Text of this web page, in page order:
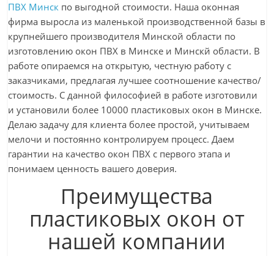
ПВХ Минск по выгодной стоимости. Наша оконная
фирма выросла из маленькой производственной базы в
крупнейшего производителя Минской области по
изготовлению окон ПВХ в Минске и Минскй области. В
работе опираемся на открытую, честную работу с
заказчиками, предлагая лучшее соотношение качество/
стоимость. С данной философией в работе изготовили
и установили более 10000 пластиковых окон в Минске.
Делаю задачу для клиента более простой, учитываем
мелочи и постоянно контролируем процесс. Даем
гарантии на качество окон ПВХ с первого этапа и
понимаем ценность вашего доверия.
Преимущества
пластиковых окон от
нашей компании